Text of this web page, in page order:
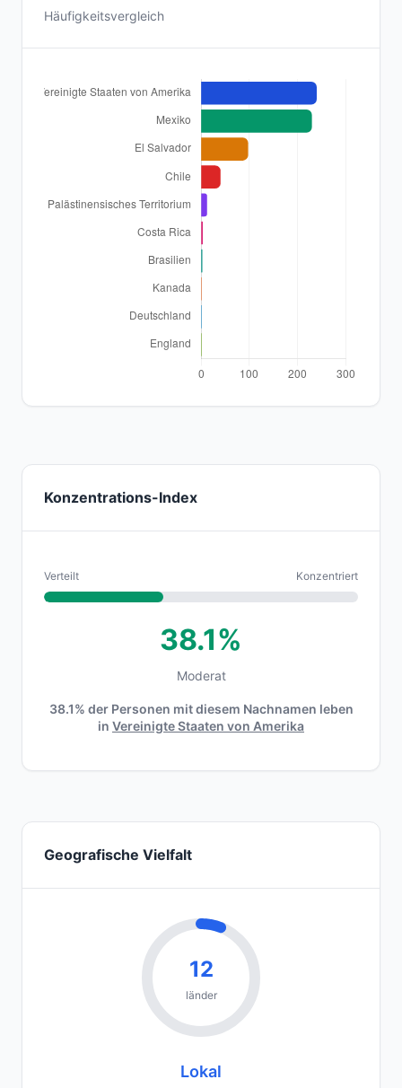
Häufigkeitsvergleich
Konzentrations-Index
Verteilt Konzentriert
38.1%
Moderat
38.1% der Personen mit diesem Nachnamen leben
in Vereinigte Staaten von Amerika
Geografische Vielfalt
12
länder
Lokal